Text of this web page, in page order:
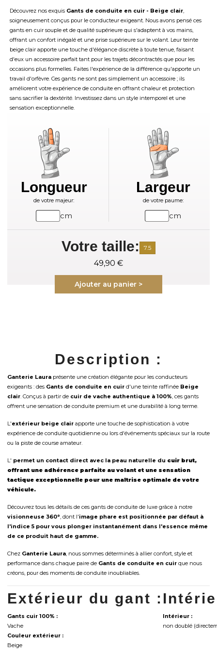
Découvrez nos exquis Gants de conduite en cuir - Beige clair,
soigneusement conçus pour le conducteur exigeant. Nous avons pensé ces
gants en cuir souple et de qualité supérieure qui s'adaptent à vos mains,
offrant un confort inégalé et une prise supérieure sur le volant. Leur teinte
beige clair apporte une touche d'élégance discrète à toute tenue, faisant
d'eux un accessoire parfait tant pour les trajets décontractés que pour les
occasions plus formelles. Faites l'expérience de la différence qu'apporte un
travail d'orfèvre. Ces gants ne sont pas simplement un accessoire ; ils
améliorent votre expérience de conduite en offrant chaleur et protection
sans sacrifier la dextérité. Investissez dans un style intemporel et une
sensation exceptionnelle.
Longueur
de votre majeur:
cm
Largeur
de votre paume:
cm
Votre taille: 7.5
49,90 €
Ajouter au panier >
Description :
Ganterie Laura présente une création élégante pour les conducteurs
exigeants : des Gants de conduite en cuir d'une teinte raffinée Beige
clair. Conçus à partir de cuir de vache authentique à 100%, ces gants
offrent une sensation de conduite premium et une durabilité à long terme.
L'extérieur beige clair apporte une touche de sophistication à votre
expérience de conduite quotidienne ou lors d'événements spéciaux sur la route
ou la piste de course amateur.
L' permet un contact direct avec la peau naturelle du cuir brut,
offrant une adhérence parfaite au volant et une sensation
tactique exceptionnelle pour une maîtrise optimale de votre
véhicule.
Découvrez tous les détails de ces gants de conduite de luxe grâce à notre
visionneuse 360°, dont l'image phare est positionnée par défaut à
l'indice 5 pour vous plonger instantanément dans l'essence même
de ce produit haut de gamme.
Chez Ganterie Laura, nous sommes déterminés à allier confort, style et
performance dans chaque paire de Gants de conduite en cuir que nous
créons, pour des moments de conduite inoubliables.
Extérieur du gant :
Gants cuir 100% :
Vache
Couleur extérieur :
Beige
Intérieur :
non doublé